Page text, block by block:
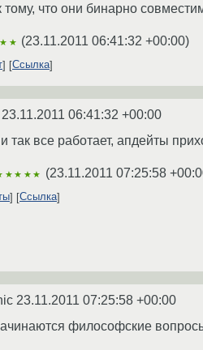
что они бинарно
(23.11.2011 06:41:32 +00:00)
Ссылка
23.11.2011 06:41:32 +00:00
так все работает, апдейты
(23.11.2011 07:25:58
Ссылка
23.11.2011 07:25:58 +00:00
философские